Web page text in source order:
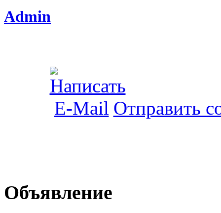
Admin
Отправить
Объявление